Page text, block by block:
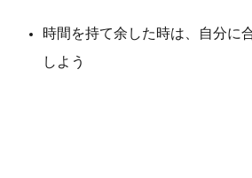
時間を持て余した時は、自分に
しよう